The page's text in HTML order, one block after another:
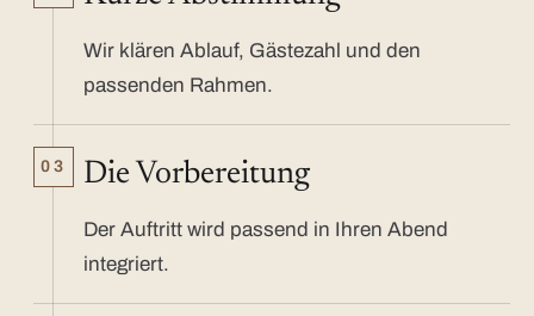
Wir klären Ablauf, Gästezahl und den
passenden Rahmen.
03 Die Vorbereitung
Der Auftritt wird passend in Ihren Abend
integriert.